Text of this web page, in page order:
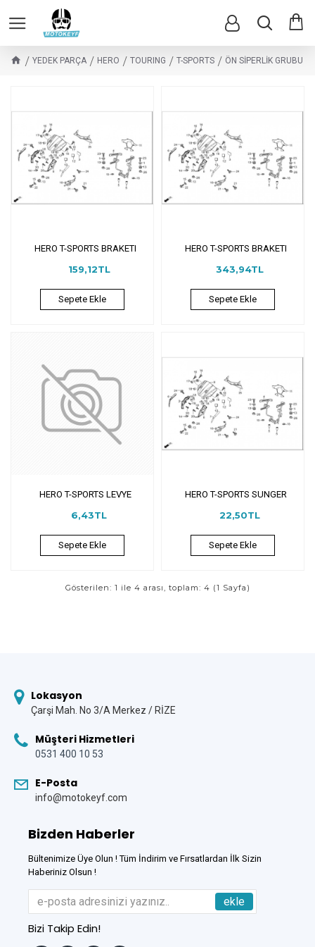
YEDEK PARÇA HERO TOURING T-SPORTS ÖN SİPERLİK GRUBU
HERO T-SPORTS BRAKETI
159,12TL
Sepete Ekle
HERO T-SPORTS BRAKETI
343,94TL
Sepete Ekle
HERO T-SPORTS LEVYE
6,43TL
Sepete Ekle
HERO T-SPORTS SUNGER
22,50TL
Sepete Ekle
Gösterilen: 1 ile 4 arası, toplam: 4 (1 Sayfa)
Lokasyon
Çarşi Mah. No 3/A Merkez / RİZE
Müşteri Hizmetleri
0531 400 10 53
E-Posta
info@motokeyf.com
Bizden Haberler
Bültenimize Üye Olun ! Tüm İndirim ve Fırsatlardan İlk Sizin
Haberiniz Olsun !
ekle
Bizi Takip Edin!